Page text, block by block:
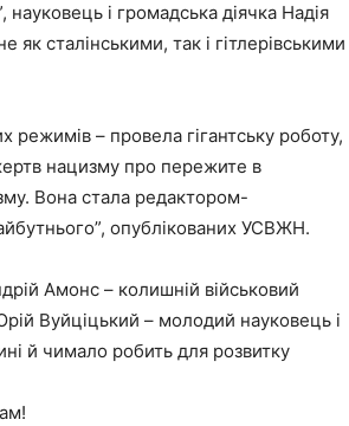
і громадська діячка Надія
сталінськими, так і гітлерівськими
режимів – провела гігантську роботу,
нацизму про пережите в
Вона стала редактором-
опублікованих УСВЖН.
Амонс – колишній військовий
Вуйціцький – молодий науковець і
й чимало робить для розвитку